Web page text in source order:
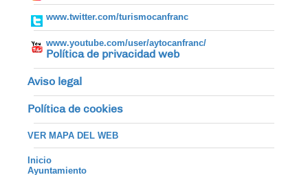
www.twitter.com/turismocanfranc
www.youtube.com/user/aytocanfranc/
Política de privacidad web
Aviso legal
Política de cookies
VER MAPA DEL WEB
Inicio
Ayuntamiento